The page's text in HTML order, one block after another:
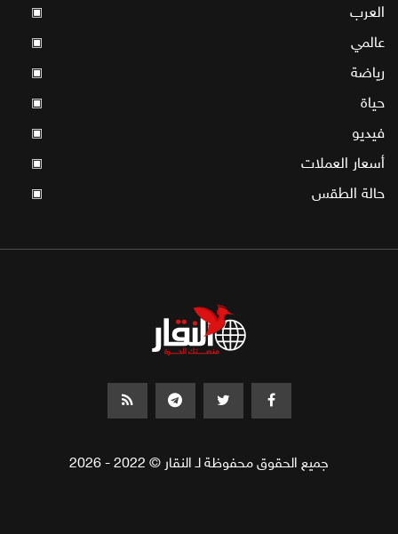
العرب ▣
عالمي ▣
رياضة ▣
حياة ▣
فيديو ▣
أسعار العملات ▣
حالة الطقس ▣
جميع الحقوق محفوظة لـ النقار © 2022 - 2026